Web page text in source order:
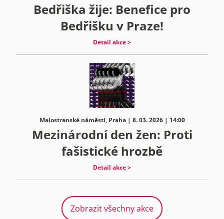
Bedřiška žije: Benefice pro
Bedřišku v Praze!
Detail akce >
Malostranské náměstí, Praha | 8. 03. 2026 | 14:00
Mezinárodní den žen: Proti
fašistické hrozbě
Detail akce >
Zobrazit všechny akce